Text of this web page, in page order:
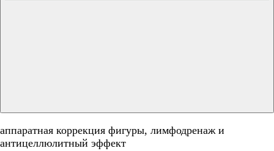
аппаратная коррекция фигуры, лимфодренаж и
антицеллюлитный эффект